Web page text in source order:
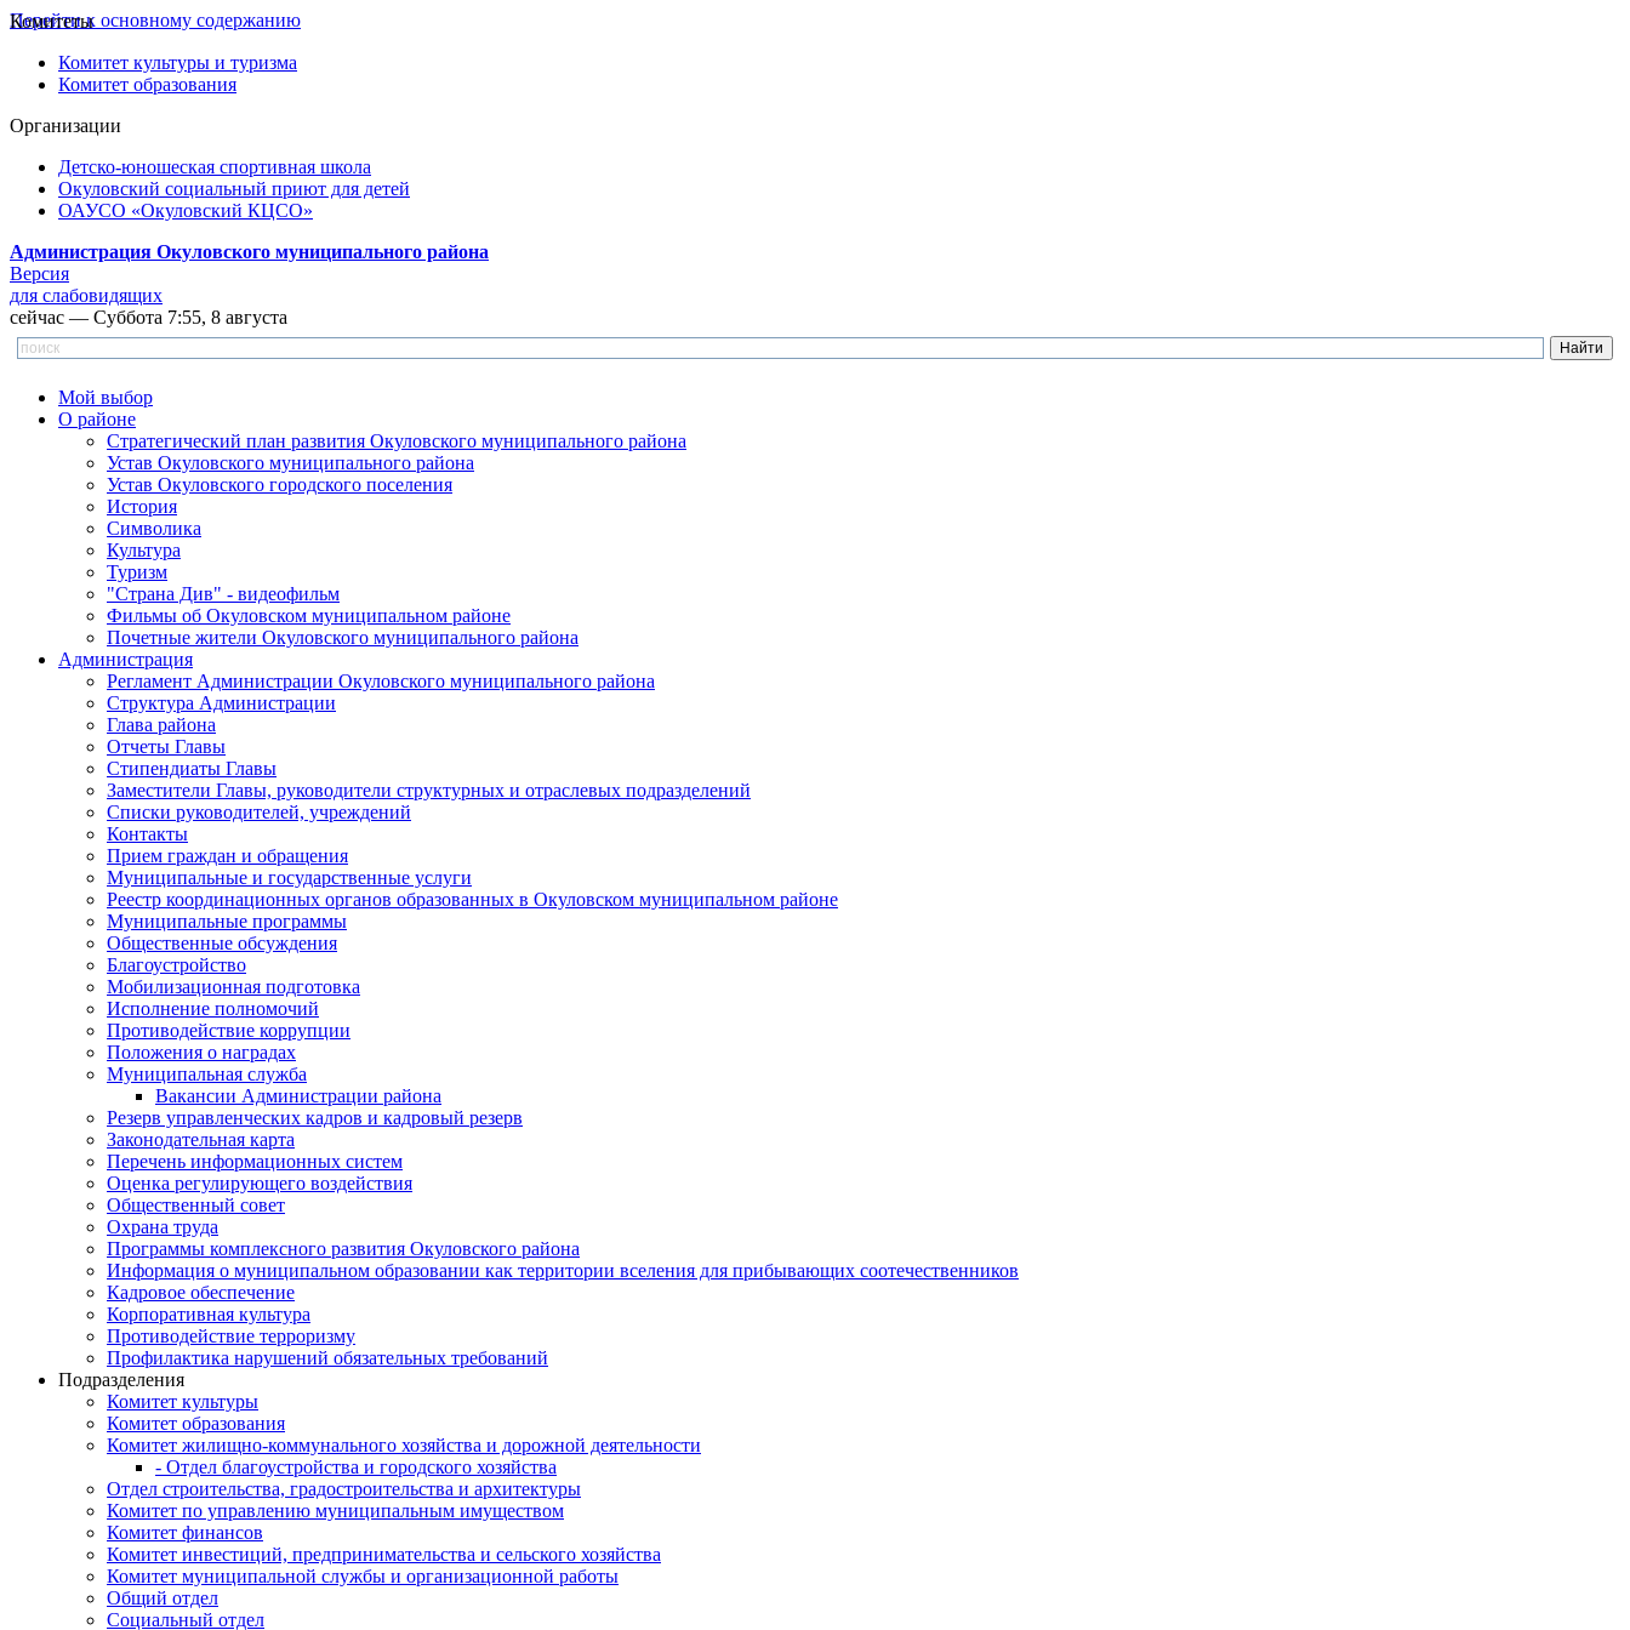
Перейти к основному содержанию
Комитеты
Комитет культуры и туризма
Комитет образования
Организации
Детско-юношеская спортивная школа
Окуловский социальный приют для детей
ОАУСО «Окуловский КЦСО»
Администрация Окуловского муниципального района
Версия
для слабовидящих
сейчас — Суббота 7:55, 8 августа
Мой выбор
О районе
Стратегический план развития Окуловского муниципального района
Устав Окуловского муниципального района
Устав Окуловского городского поселения
История
Символика
Культура
Туризм
"Страна Див" - видеофильм
Фильмы об Окуловском муниципальном районе
Почетные жители Окуловского муниципального района
Администрация
Регламент Администрации Окуловского муниципального района
Структура Администрации
Глава района
Отчеты Главы
Стипендиаты Главы
Заместители Главы, руководители структурных и отраслевых подразделений
Списки руководителей, учреждений
Контакты
Прием граждан и обращения
Муниципальные и государственные услуги
Реестр координационных органов образованных в Окуловском муниципальном районе
Муниципальные программы
Общественные обсуждения
Благоустройство
Мобилизационная подготовка
Исполнение полномочий
Противодействие коррупции
Положения о наградах
Муниципальная служба
Вакансии Администрации района
Резерв управленческих кадров и кадровый резерв
Законодательная карта
Перечень информационных систем
Оценка регулирующего воздействия
Общественный совет
Охрана труда
Программы комплексного развития Окуловского района
Информация о муниципальном образовании как территории вселения для прибывающих соотечественников
Кадровое обеспечение
Корпоративная культура
Противодействие терроризму
Профилактика нарушений обязательных требований
Подразделения
Комитет культуры
Комитет образования
Комитет жилищно-коммунального хозяйства и дорожной деятельности
- Отдел благоустройства и городского хозяйства
Отдел строительства, градостроительства и архитектуры
Комитет по управлению муниципальным имуществом
Комитет финансов
Комитет инвестиций, предпринимательства и сельского хозяйства
Комитет муниципальной службы и организационной работы
Общий отдел
Социальный отдел